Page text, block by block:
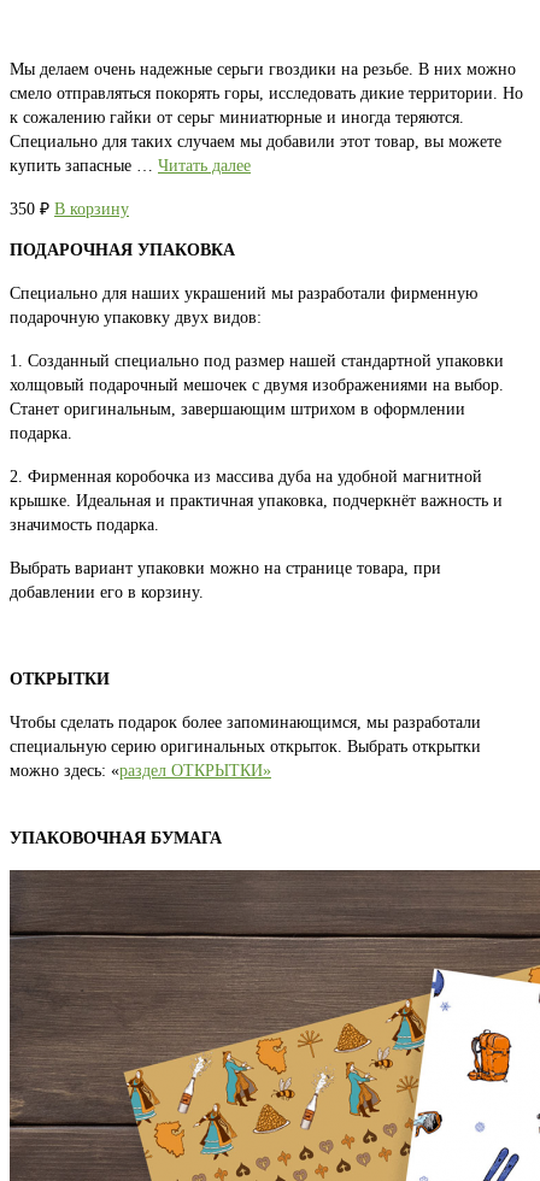
Мы делаем очень надежные серьги гвоздики на резьбе. В них можно
смело отправляться покорять горы, исследовать дикие территории. Но
к сожалению гайки от серьг миниатюрные и иногда теряются.
Специально для таких случаем мы добавили этот товар, вы можете
купить запасные … Читать далее
350 ₽ В корзину
ПОДАРОЧНАЯ УПАКОВКА
Специально для наших украшений мы разработали фирменную
подарочную упаковку двух видов:
1. Созданный специально под размер нашей стандартной упаковки
холщовый подарочный мешочек с двумя изображениями на выбор.
Станет оригинальным, завершающим штрихом в оформлении
подарка.
2. Фирменная коробочка из массива дуба на удобной магнитной
крышке. Идеальная и практичная упаковка, подчеркнёт важность и
значимость подарка.
Выбрать вариант упаковки можно на странице товара, при
добавлении его в корзину.
ОТКРЫТКИ
Чтобы сделать подарок более запоминающимся, мы разработали
специальную серию оригинальных открыток. Выбрать открытки
можно здесь: «раздел ОТКРЫТКИ»
УПАКОВОЧНАЯ БУМАГА